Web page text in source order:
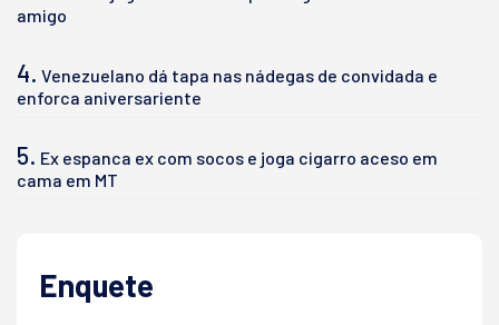
amigo
4. Venezuelano dá tapa nas nádegas de convidada e
enforca aniversariente
5. Ex espanca ex com socos e joga cigarro aceso em
cama em MT
Enquete